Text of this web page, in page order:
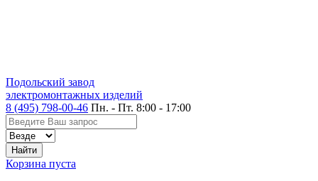
Подольский завод
электромонтажных изделий
8 (495) 798-00-46 Пн. - Пт. 8:00 - 17:00
Корзина пуста